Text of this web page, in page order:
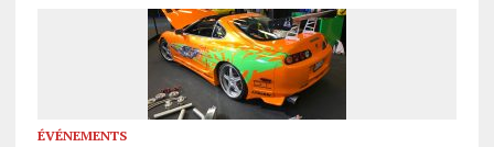
ÉVÉNEMENTS